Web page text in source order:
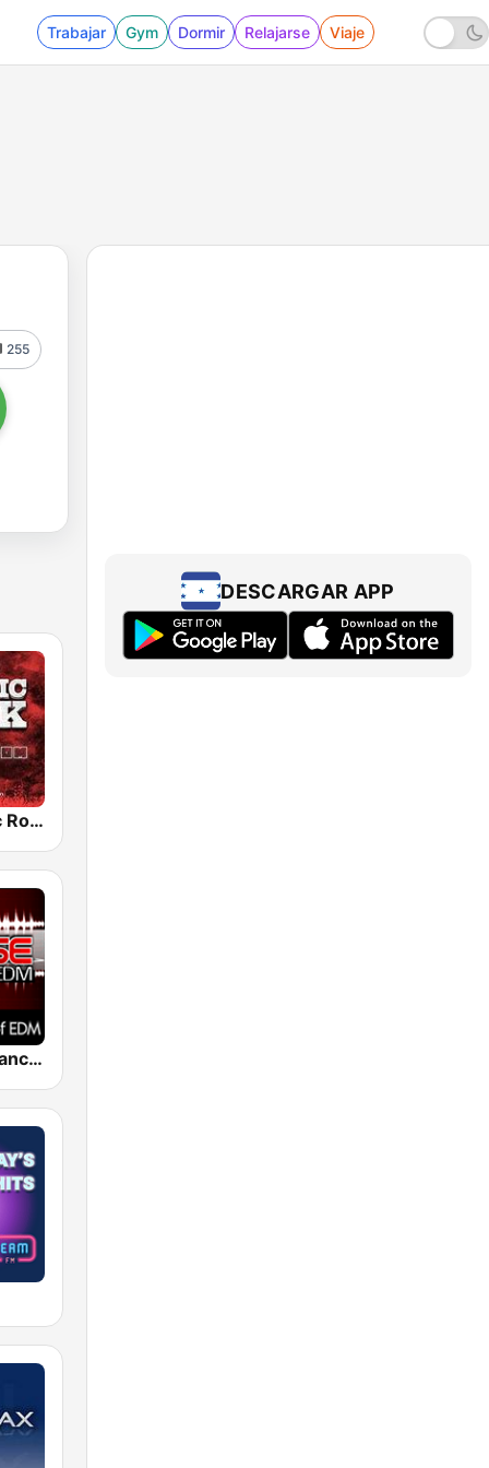
Trabajar Gym Dormir Relajarse Viaje
255
Radio Classic Rock
Pulse EDM Dance Music
DESCARGAR APP